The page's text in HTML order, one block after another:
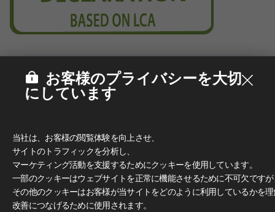
お客様のプライバシーを大切
にしています
当社は、お客様の閲覧体験を向上させ、
サイトのトラフィックを分析し、
マーケティング活動を支援するためにクッキーを使用しています。
一部のクッキーはウェブサイトを正常に機能させるために不可欠です
その他のクッキーはお客様が当サイトをどのように利用しているかを
改善につなげるために使用されます。